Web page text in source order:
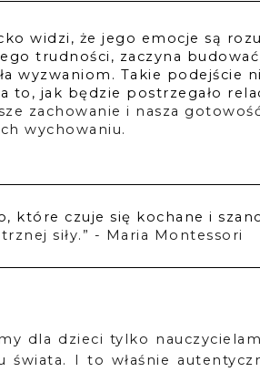
widzi, że jego emocje są
trudności, zaczyna
wyzwaniom. Takie podejście
to, jak będzie postrzegało
zachowanie i nasza
ch wychowaniu.
które czuje się kochane i
siły.” - Maria Montessori
dla dzieci tylko
świata. I to właśnie